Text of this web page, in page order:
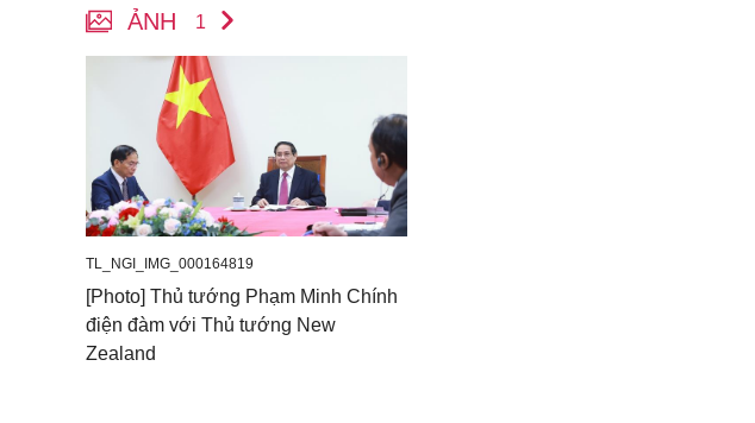
ẢNH 1
TL_NGI_IMG_000164819
[Photo] Thủ tướng Phạm Minh Chính
điện đàm với Thủ tướng New
Zealand